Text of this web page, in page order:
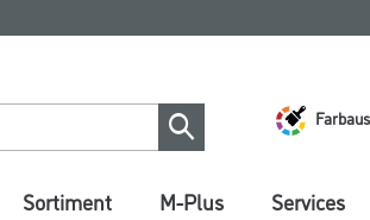
Sortiment M-Plus Services